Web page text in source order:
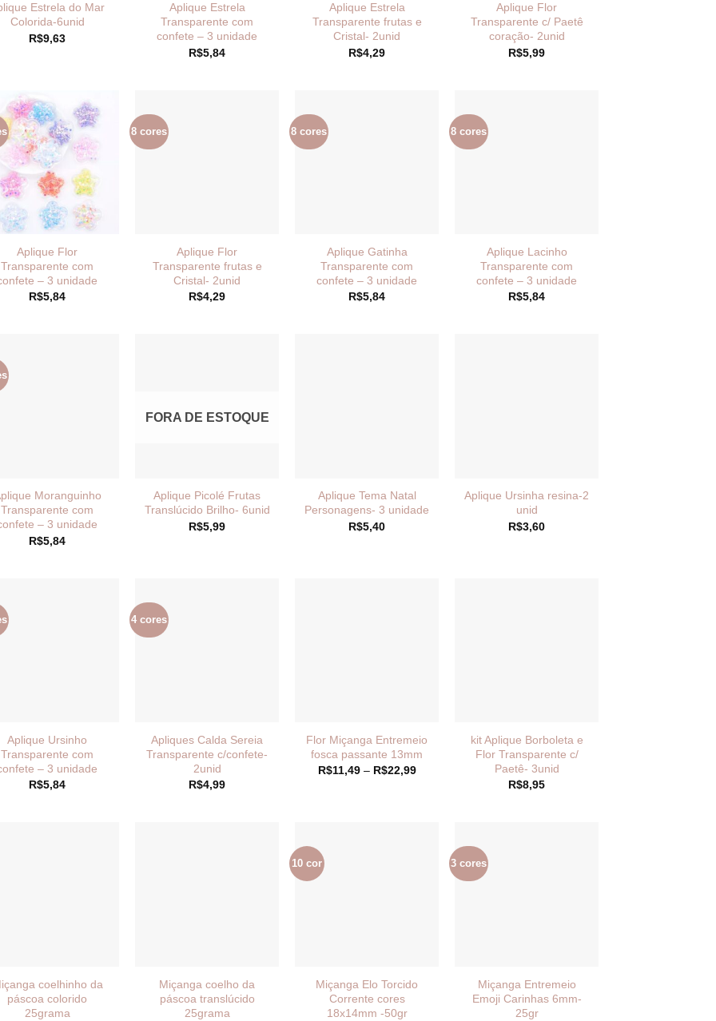
Estrela do Mar
Colorida-6unid
R$9,63
Aplique Estrela
Transparente com
confete – 3 unidade
R$5,84
Aplique Estrela
Transparente frutas e
Cristal- 2unid
R$4,29
Aplique Flor
Transparente c/ Paetê
coração- 2unid
R$5,99
Aplique Flor
Transparente com
– 3 unidade
R$5,84
8 cores
Aplique Flor
Transparente frutas e
Cristal- 2unid
R$4,29
8 cores
Aplique Gatinha
Transparente com
confete – 3 unidade
R$5,84
8 cores
Aplique Lacinho
Transparente com
confete – 3 unidade
R$5,84
Moranguinho
Transparente com
– 3 unidade
R$5,84
FORA DE ESTOQUE
Aplique Picolé Frutas
Translúcido Brilho- 6unid
R$5,99
Aplique Tema Natal
Personagens- 3 unidade
R$5,40
Aplique Ursinha resina-2
unid
R$3,60
Aplique Ursinho
Transparente com
– 3 unidade
R$5,84
4 cores
Apliques Calda Sereia
Transparente c/confete-
2unid
R$4,99
Flor Miçanga Entremeio
fosca passante 13mm
R$11,49 – R$22,99Faixa
kit Aplique Borboleta e
Flor Transparente c/
Paetê- 3unid
R$8,95
coelhinho da
páscoa colorido
25grama
Miçanga coelho da
páscoa translúcido
25grama
10 cor
Miçanga Elo Torcido
Corrente cores
18x14mm -50gr
3 cores
Miçanga Entremeio
Emoji Carinhas 6mm-
25gr